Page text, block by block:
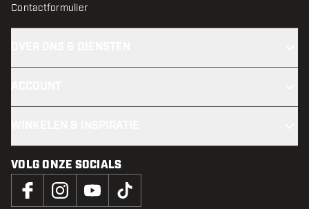
Contactformulier
VOLG ONZE SOCIALS